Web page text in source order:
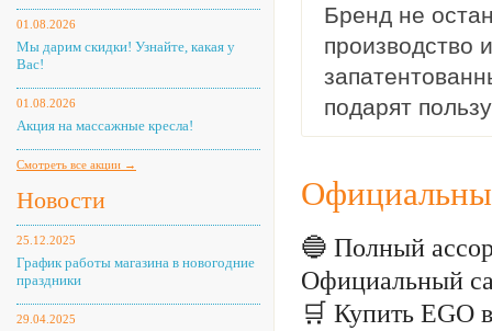
01.08.2026
Мы дарим скидки! Узнайте, какая у
Вас!
01.08.2026
Акция на массажные кресла!
Смотреть все акции →
Новости
25.12.2025
График работы магазина в новогодние
праздники
29.04.2025
Бренд не
производство
подарят
🔵 Полный
Официальный
🛒 Купить